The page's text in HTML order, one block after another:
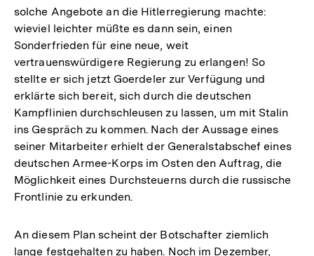
solche Angebote an die Hitlerregierung machte:
wieviel leichter müßte es dann sein, einen
Sonderfrieden für eine neue, weit
vertrauenswürdigere Regierung zu erlangen! So
stellte er sich jetzt Goerdeler zur Verfügung und
erklärte sich bereit, sich durch die deutschen
Kampflinien durchschleusen zu lassen, um mit Stalin
ins Gespräch zu kommen. Nach der Aussage eines
seiner Mitarbeiter erhielt der Generalstabschef eines
deutschen Armee-Korps im Osten den Auftrag, die
Möglichkeit eines Durchsteuerns durch die russische
Frontlinie zu erkunden.
An diesem Plan scheint der Botschafter ziemlich
lange festgehalten zu haben. Noch im Dezember,